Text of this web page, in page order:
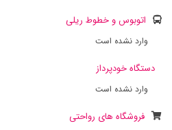
اتوبوس و خطوط ریلی
وارد نشده است
دستگاه خودپرداز
وارد نشده است
فروشگاه های رواحتی